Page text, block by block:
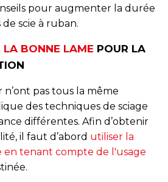
pour augmenter la durée
scie à ruban.
LA BONNE LAME POUR LA
n’ont pas tous la même
des techniques de sciage
différentes. Afin d’obtenir
il faut d’abord utiliser la
en tenant compte de l'usage